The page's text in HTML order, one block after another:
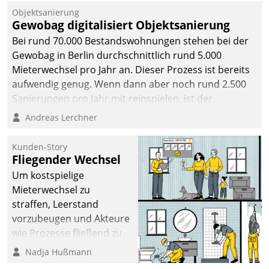
Unternehmen.
Objektsanierung
Gewobag digitalisiert Objektsanierung
Bei rund 70.000 Bestandswohnungen stehen bei der
Gewobag in Berlin durchschnittlich rund 5.000
Mieterwechsel pro Jahr an. Dieser Prozess ist bereits
aufwendig genug. Wenn dann aber noch rund 2.500
Sanierungen pro Jahr mit reinspielen, ist der
Betreuungs- und Organisationsaufwand immens. Im
kommunale Wohnungsbauunternehmen daher
gemeinsam mit der Berliner Datatrain GmbH den
Teilprozess der Objektsanierung digitalisiert.
Andreas Lerchner
Kunden-Story
Fliegender Wechsel
Um kostspielige
Mieterwechsel zu
straffen, Leerstand
vorzubeugen und Akteure
wie Prozesse fließend zu
vernetzen, nutzt die
Nadja Hußmann